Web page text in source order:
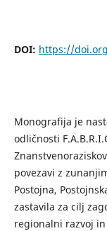
DOI: https://
Monografija je
odličnosti
povezavi z
Postojna,
zastavila za cilj
regionalni razvoj